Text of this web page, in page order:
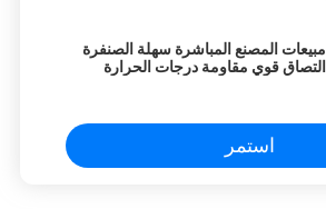
مبيعات المصنع المباشرة سهلة الصنفرة
التصاق قوي مقاومة درجات الحرارة
استمر